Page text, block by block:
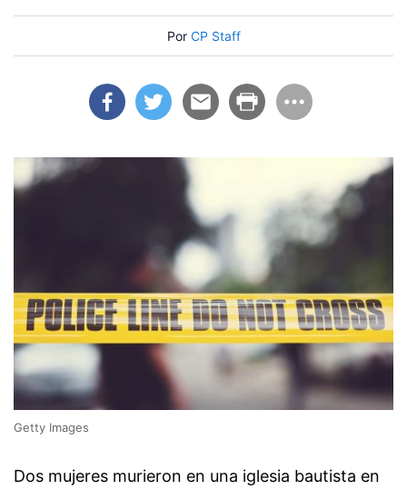
Por CP Staff
Getty Images
Dos mujeres murieron en una iglesia bautista en